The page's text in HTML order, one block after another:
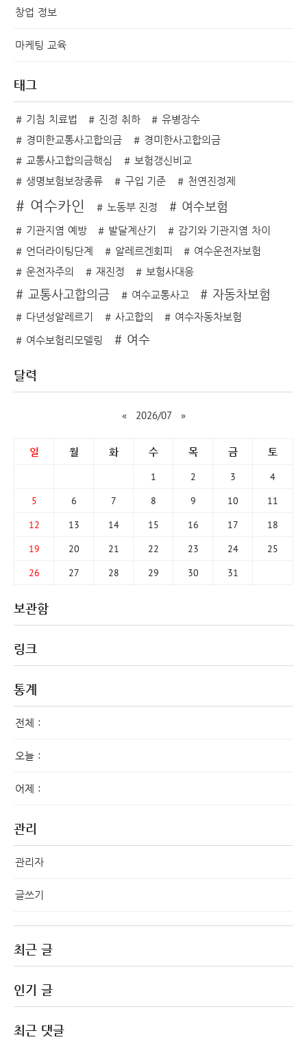
창업 정보
마케팅 교육
태그
기침 치료법 진정 취하
유병장수
경미한교통사고합의금
경미한사고합의금
교통사고합의금핵심
보험갱신비교
생명보험보장종류
구입 기준 천연진정제
여수카인 노동부 진정 여수보험
기관지염 예방 발달계산기
감기와 기관지염 차이
언더라이팅단계
알레르겐회피
여수운전자보험
운전자주의
재진정 보험사대응
교통사고합의금 여수교통사고 자동차보험
다년성알레르기 사고합의
여수자동차보험
여수보험리모델링
여수
달력
« 2026/07 »
일 월 화 수 목 금 토
1 2 3
4
5
6 7 8 9 10
11
12
13 14 15 16 17
18
19
20 21 22 23 24
25
26
27 28 29 30 31
보관함
링크
통계
전체 :
오늘 :
어제 :
관리
관리자
글쓰기
최근 글
인기 글
최근 댓글